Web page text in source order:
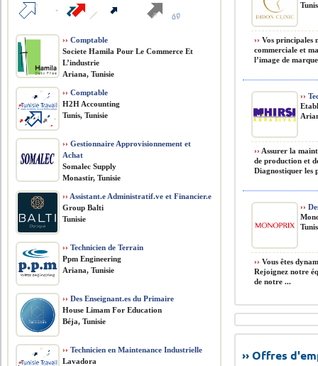
›› Vos principales
commerciale et
l’image de
››
›› Assurer la
de production et
Diagnostiquer les
››
›› Vous êtes
Rejoignez notre
de notre ...
›› Offres
›› Comptable
Societe Hamila Pour Le Commerce Et
L’industrie
Ariana, Tunisie
›› Comptable
H2H Accounting
Tunis, Tunisie
›› Gestionnaire Approvisionnement et
Achat
Somalec Supply
Monastir, Tunisie
›› Assistant.e Administratif.ve et Financier.e
Group Balti
Tunisie
›› Technicien de Terrain
Ppm Engineering
Ariana, Tunisie
›› Des Enseignant.es du Primaire
House Limam For Education
Béja, Tunisie
›› Technicien en Maintenance Industrielle
Lavadora